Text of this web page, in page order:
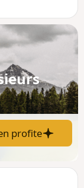
tout au long
profite